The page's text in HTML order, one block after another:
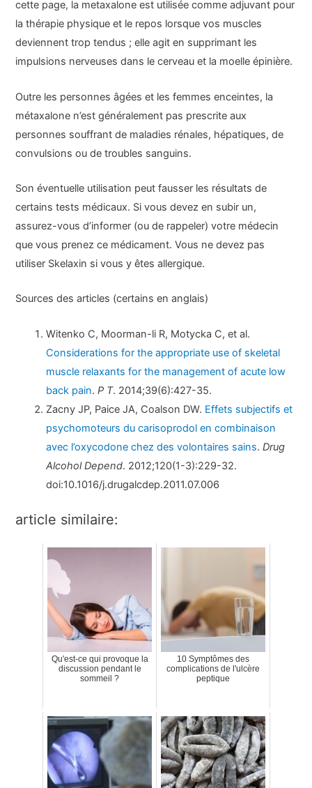
cette page, la metaxalone est utilisée comme adjuvant pour
la thérapie physique et le repos lorsque vos muscles
deviennent trop tendus ; elle agit en supprimant les
impulsions nerveuses dans le cerveau et la moelle épinière.
Outre les personnes âgées et les femmes enceintes, la
métaxalone n’est généralement pas prescrite aux
personnes souffrant de maladies rénales, hépatiques, de
convulsions ou de troubles sanguins.
Son éventuelle utilisation peut fausser les résultats de
certains tests médicaux. Si vous devez en subir un,
assurez-vous d’informer (ou de rappeler) votre médecin
que vous prenez ce médicament. Vous ne devez pas
utiliser Skelaxin si vous y êtes allergique.
Sources des articles (certains en anglais)
Witenko C, Moorman-li R, Motycka C, et al.
Considerations for the appropriate use of skeletal
muscle relaxants for the management of acute low
back pain.P T. 2014;39(6):427-35.
Zacny JP, Paice JA, Coalson DW. Effets subjectifs et
psychomoteurs du carisoprodol en combinaison
avec l’oxycodone chez des volontaires sains.Drug
Alcohol Depend. 2012;120(1-3):229-32.
doi:10.1016/j.drugalcdep.2011.07.006
article similaire:
Qu'est-ce qui provoque la
discussion pendant le
sommeil ?
10 Symptômes des
complications de l'ulcère
peptique